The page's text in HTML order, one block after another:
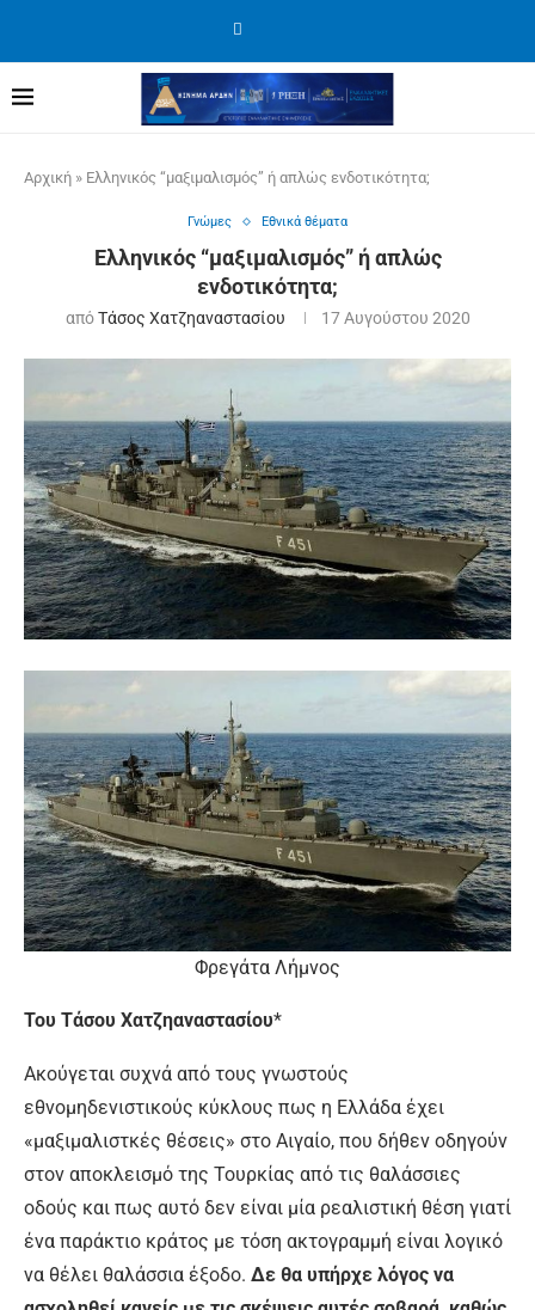
Αρχική » Ελληνικός “μαξιμαλισμός” ή απλώς ενδοτικότητα;
Γνώμες Εθνικά θέματα
Ελληνικός “μαξιμαλισμός” ή απλώς
ενδοτικότητα;
απόΤάσος Χατζηαναστασίου 17 Αυγούστου 2020
Φρεγάτα Λήμνος
Του Τάσου Χατζηαναστασίου*
Ακούγεται συχνά από τους γνωστούς
εθνομηδενιστικούς κύκλους πως η Ελλάδα έχει
«μαξιμαλιστκές θέσεις» στο Αιγαίο, που δήθεν οδηγούν
στον αποκλεισμό της Τουρκίας από τις θαλάσσιες
οδούς και πως αυτό δεν είναι μία ρεαλιστική θέση γιατί
ένα παράκτιο κράτος με τόση ακτογραμμή είναι λογικό
να θέλει θαλάσσια έξοδο. Δε θα υπήρχε λόγος να